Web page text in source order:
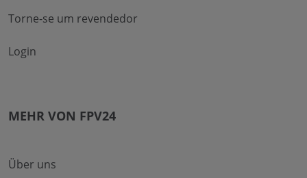
Torne-se um revendedor
Login
MEHR VON FPV24
Über uns